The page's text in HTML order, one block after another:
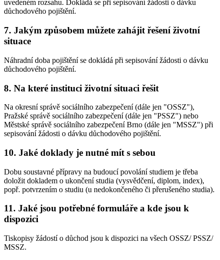
uvedeném rozsahu. Dokládá se při sepisování žádosti o dávku
důchodového pojištění.
7. Jakým způsobem můžete zahájit řešení životní
situace
Náhradní doba pojištění se dokládá při sepisování žádosti o dávku
důchodového pojištění.
8. Na které instituci životní situaci řešit
Na okresní správě sociálního zabezpečení (dále jen "OSSZ"),
Pražské správě sociálního zabezpečení (dále jen "PSSZ") nebo
Městské správě sociálního zabezpečení Brno (dále jen "MSSZ") při
sepisování žádosti o dávku důchodového pojištění.
10. Jaké doklady je nutné mít s sebou
Dobu soustavné přípravy na budoucí povolání studiem je třeba
doložit dokladem o ukončení studia (vysvědčení, diplom, index),
popř. potvrzením o studiu (u nedokončeného či přerušeného studia).
11. Jaké jsou potřebné formuláře a kde jsou k
dispozici
Tiskopisy žádostí o důchod jsou k dispozici na všech OSSZ/ PSSZ/
MSSZ.